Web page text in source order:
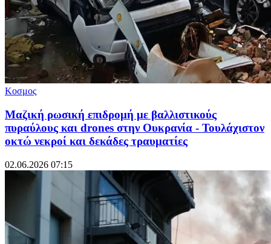
Κοσμος
Μαζική ρωσική επιδρομή με βαλλιστικούς
πυραύλους και drones στην Ουκρανία - Τουλάχιστον
οκτώ νεκροί και δεκάδες τραυματίες
02.06.2026 07:15